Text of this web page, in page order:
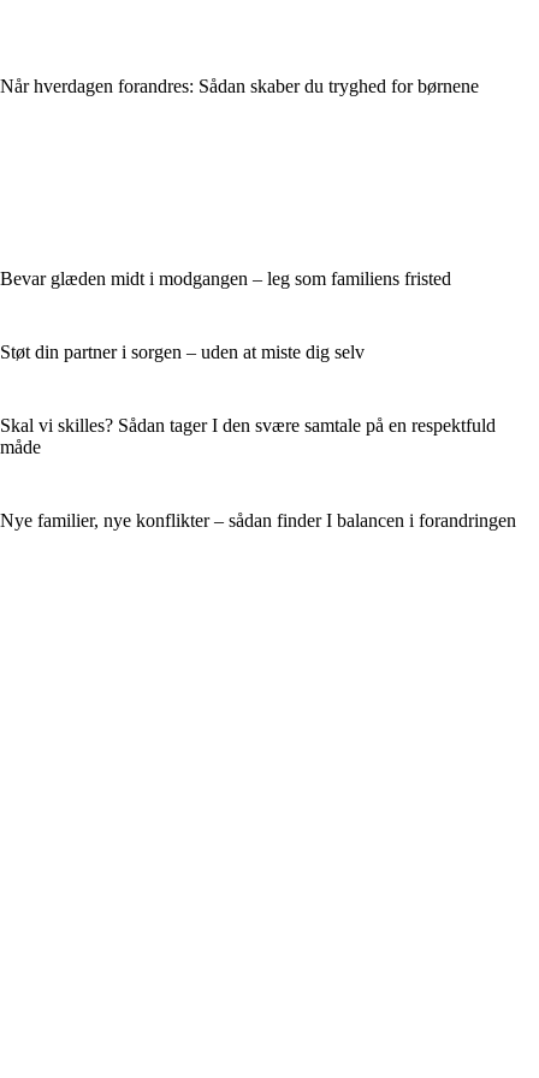
Når hverdagen forandres: Sådan skaber du tryghed for børnene
Bevar glæden midt i modgangen – leg som familiens fristed
Støt din partner i sorgen – uden at miste dig selv
Skal vi skilles? Sådan tager I den svære samtale på en respektfuld
måde
Nye familier, nye konflikter – sådan finder I balancen i forandringen